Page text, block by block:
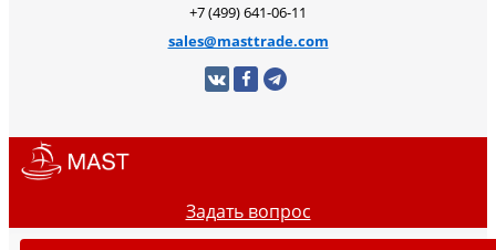
+7 (499) 641-06-11
sales@masttrade.com
Задать вопрос